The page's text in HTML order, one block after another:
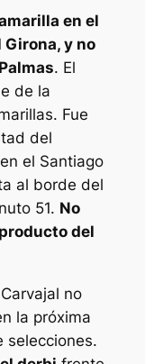
en el
y no
. El
de la
Fue
del
el Santiago
al borde del
51. No
del
no
la próxima
selecciones.